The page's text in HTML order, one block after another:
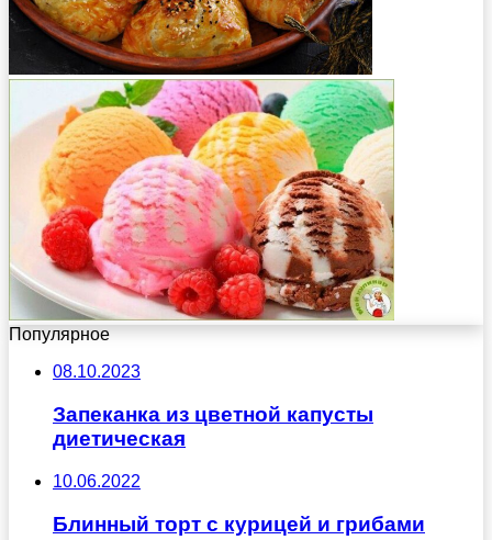
Популярное
08.10.2023
Запеканка из цветной капусты
диетическая
10.06.2022
Блинный торт с курицей и грибами